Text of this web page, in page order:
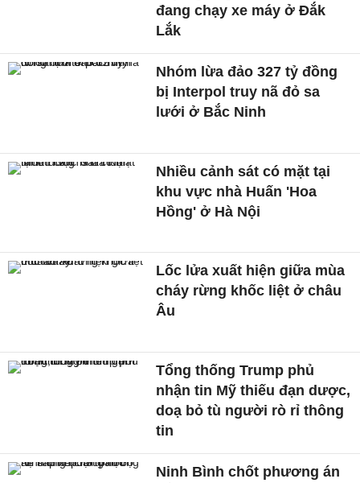
đang chạy xe máy ở Đắk
Lắk
Nhóm lừa đảo 327 tỷ đồng
bị Interpol truy nã đỏ sa
lưới ở Bắc Ninh
Nhiều cảnh sát có mặt tại
khu vực nhà Huấn 'Hoa
Hồng' ở Hà Nội
Lốc lửa xuất hiện giữa mùa
cháy rừng khốc liệt ở châu
Âu
Tổng thống Trump phủ
nhận tin Mỹ thiếu đạn dược,
doạ bỏ tù người rò rỉ thông
tin
Ninh Bình chốt phương án